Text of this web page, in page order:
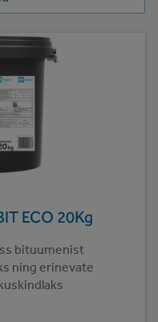
ECO 20Kg
bituumenist
ning erinevate